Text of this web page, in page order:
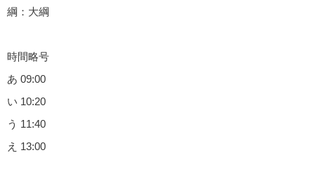
綱：大綱
時間略号
あ 09:00
い 10:20
う 11:40
え 13:00